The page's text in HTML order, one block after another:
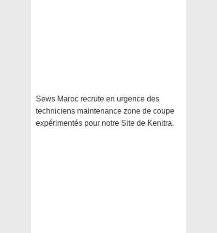
Sews Maroc recrute en urgence des
techniciens maintenance zone de coupe
expérimentés pour notre Site de Kenitra.